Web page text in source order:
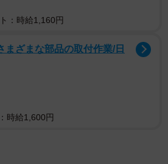
」「かわいい ショート似合いす
ありました。
に「地毛デビュー記念日。」のタ
コン」では、がん治療からの復帰
たことを報告しています。今後に
赤ちゃんのように柔らかくてトッ
ます！」と説明しました。
：時給1,160円
まざまな部品の取付作業/日
時給1,600円